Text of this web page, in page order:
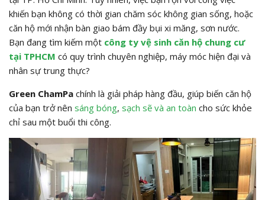
khiến bạn không có thời gian chăm sóc không gian sống, hoặc
căn hộ mới nhận bàn giao bám đầy bụi xi măng, sơn nước.
Bạn đang tìm kiếm một công ty vệ sinh căn hộ chung cư
tại TPHCM có quy trình chuyên nghiệp, máy móc hiện đại và
nhân sự trung thực?
Green ChamPa chính là giải pháp hàng đầu, giúp biến căn hộ
của bạn trở nên sáng bóng, sạch sẽ và an toàn cho sức khỏe
chỉ sau một buổi thi công.